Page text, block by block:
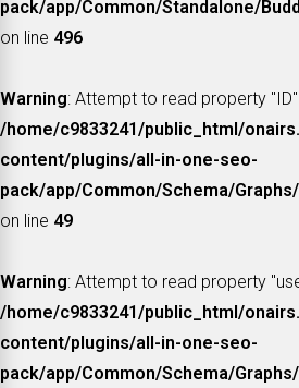
pack/app/Common/Standalone/
on line 496
Warning: Attempt to read property
/home/c9833241/public_html/
content/plugins/all-in-one-seo-
pack/app/Common/Schema/
on line 49
Warning: Attempt to read property
/home/c9833241/public_html/
content/plugins/all-in-one-seo-
pack/app/Common/Schema/